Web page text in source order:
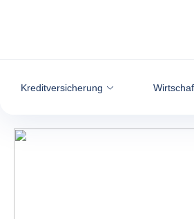
Kreditversicherung